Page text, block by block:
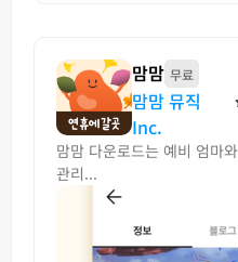
맘맘 무료
맘맘 뮤직
Inc.
맘맘 다운로드는 예비 엄마
관리...